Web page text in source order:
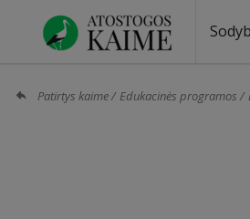
Patirtys kaime Edukacinės programos